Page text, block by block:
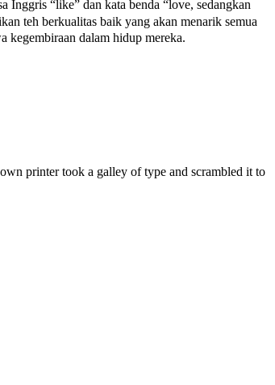
“like” dan kata benda “love, sedangkan
teh berkualitas baik yang akan menarik semua
kegembiraan dalam hidup mereka.
printer took a galley of type and scrambled it to